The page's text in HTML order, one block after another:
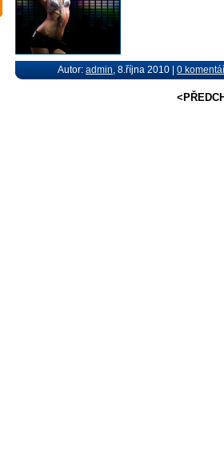
Autor: admin , 8.října 2010 | 0